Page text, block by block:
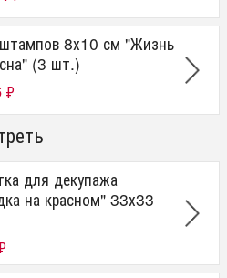
8х10 см "Жизнь
(3 шт.)
₽
для декупажа
на красном" 33х33